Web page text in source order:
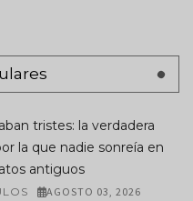
tristes: la verdadera
la que nadie sonreía en
antiguos
AGOSTO 03, 2026